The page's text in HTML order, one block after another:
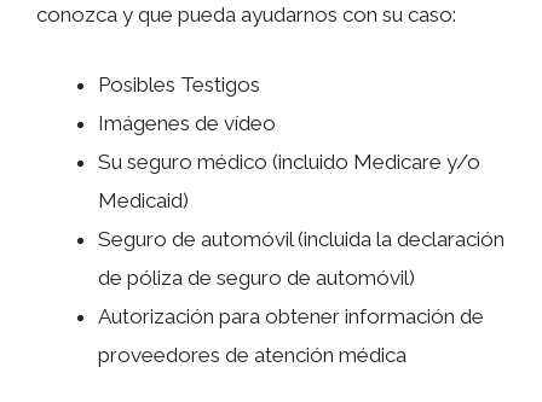
conozca y que pueda ayudarnos con su caso:
Posibles Testigos
Imágenes de vídeo
Su seguro médico (incluido Medicare y/o
Medicaid)
Seguro de automóvil (incluida la declaración
de póliza de seguro de automóvil)
Autorización para obtener información de
proveedores de atención médica